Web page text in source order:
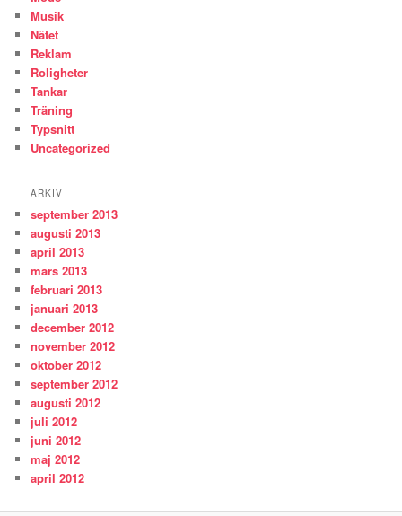
Musik
Nätet
Reklam
Roligheter
Tankar
Träning
Typsnitt
Uncategorized
ARKIV
september 2013
augusti 2013
april 2013
mars 2013
februari 2013
januari 2013
december 2012
november 2012
oktober 2012
september 2012
augusti 2012
juli 2012
juni 2012
maj 2012
april 2012